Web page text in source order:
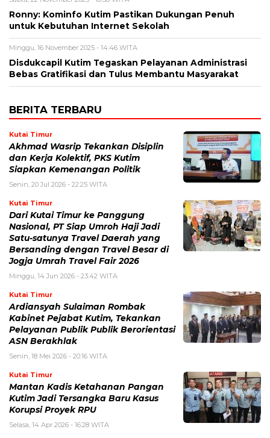
Ronny: Kominfo Kutim Pastikan Dukungan Penuh
untuk Kebutuhan Internet Sekolah
Minggu, 16 November 2025 - 14:46 WITA
Disdukcapil Kutim Tegaskan Pelayanan Administrasi
Bebas Gratifikasi dan Tulus Membantu Masyarakat
BERITA TERBARU
Kutai Timur
Akhmad Wasrip Tekankan Disiplin
dan Kerja Kolektif, PKS Kutim
Siapkan Kemenangan Politik
Senin, 20 Jul 2026 - 22:25 WITA
Kutai Timur
Dari Kutai Timur ke Panggung
Nasional, PT Siap Umroh Haji Jadi
Satu-satunya Travel Daerah yang
Bersanding dengan Travel Besar di
Jogja Umrah Travel Fair 2026
Minggu, 14 Jun 2026 - 23:42 WITA
Kutai Timur
Ardiansyah Sulaiman Rombak
Kabinet Pejabat Kutim, Tekankan
Pelayanan Publik Publik Berorientasi
ASN Berakhlak
Senin, 18 Mei 2026 - 20:16 WITA
Kutai Timur
Mantan Kadis Ketahanan Pangan
Kutim Jadi Tersangka Baru Kasus
Korupsi Proyek RPU
Selasa, 14 Apr 2026 - 16:28 WITA